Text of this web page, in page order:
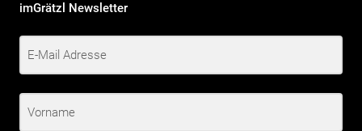
imGrätzl Newsletter